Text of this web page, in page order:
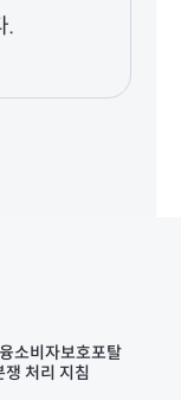
.
소비자보호포탈
처리 지침